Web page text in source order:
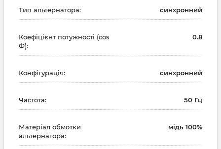
Тип альтернатора: синхронний
Коефіцієнт потужності (cos
Ф):
0.8
Конфігурація: синхронний
Частота: 50 Гц
Матеріал обмотки
альтернатора:
мідь 100%